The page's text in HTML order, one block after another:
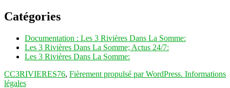
Catégories
Documentation : Les 3 Rivières Dans La Somme:
Les 3 Rivières Dans La Somme; Actus 24/7:
Les 3 Rivières Dans La Somme:
CC3RIVIERES76, Fièrement propulsé par WordPress. Informations
légales